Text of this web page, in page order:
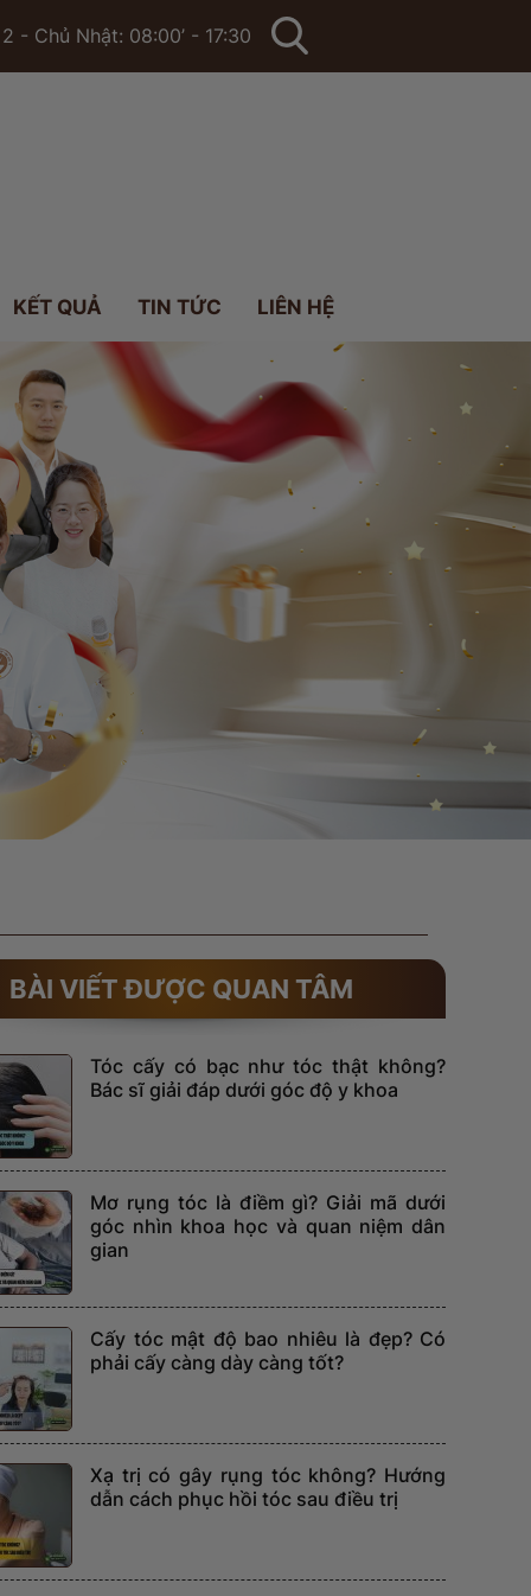
- Chủ Nhật: 08:00’ - 17:30
KẾT QUẢ TIN TỨC LIÊN HỆ
BÀI VIẾT ĐƯỢC QUAN TÂM
Tóc cấy có bạc như tóc thật không?
Bác sĩ giải đáp dưới góc độ y khoa
Mơ rụng tóc là điềm gì? Giải mã dưới
góc nhìn khoa học và quan niệm dân
gian
Cấy tóc mật độ bao nhiêu là đẹp? Có
phải cấy càng dày càng tốt?
Xạ trị có gây rụng tóc không? Hướng
dẫn cách phục hồi tóc sau điều trị